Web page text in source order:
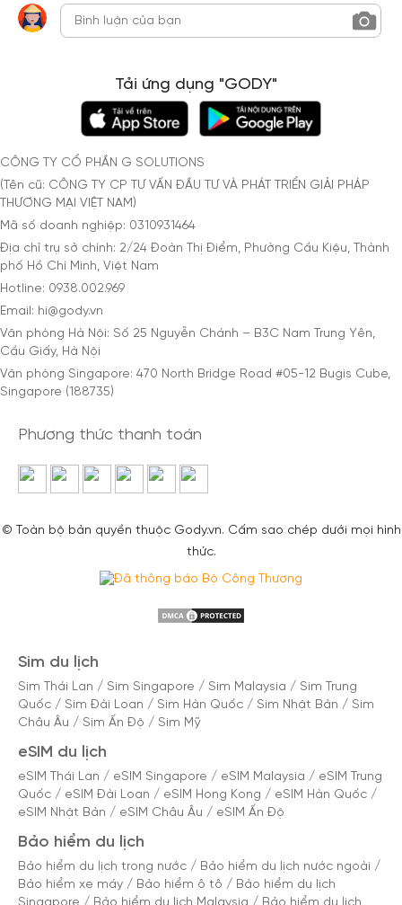
Tải ứng dụng "GODY"
CÔNG TY CỔ PHẦN G SOLUTIONS
(Tên cũ: CÔNG TY CP TƯ VẤN ĐẦU TƯ VÀ PHÁT TRIỂN GIẢI PHÁP
THƯƠNG MẠI VIỆT NAM)
Mã số doanh nghiệp: 0310931464
Địa chỉ trụ sở chính: 2/24 Đoàn Thị Điểm, Phường Cầu Kiệu, Thành
phố Hồ Chí Minh, Việt Nam
Hotline: 0938.002.969
Email: hi@gody.vn
Văn phòng Hà Nội: Số 25 Nguyễn Chánh – B3C Nam Trung Yên,
Cầu Giấy, Hà Nội
Văn phòng Singapore: 470 North Bridge Road #05-12 Bugis Cube,
Singapore (188735)
Phương thức thanh toán
© Toàn bộ bản quyền thuộc Gody.vn. Cấm sao chép dưới mọi hình
thức.
Sim du lịch
Sim Thái Lan / Sim Singapore / Sim Malaysia / Sim Trung
Quốc / Sim Đài Loan / Sim Hàn Quốc / Sim Nhật Bản / Sim
Châu Âu / Sim Ấn Độ / Sim Mỹ
eSIM du lịch
eSIM Thái Lan / eSIM Singapore / eSIM Malaysia / eSIM Trung
Quốc / eSIM Đài Loan / eSIM Hong Kong / eSIM Hàn Quốc /
eSIM Nhật Bản / eSIM Châu Âu / eSIM Ấn Độ
Bảo hiểm du lịch
Bảo hiểm du lịch trong nước / Bảo hiểm du lịch nước ngoài /
Bảo hiểm xe máy / Bảo hiểm ô tô / Bảo hiểm du lịch